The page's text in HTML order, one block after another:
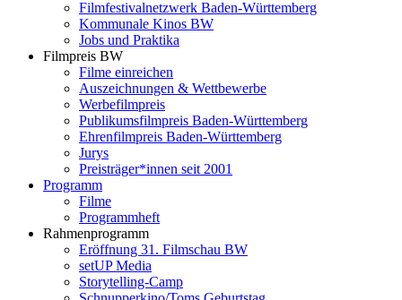
Filmfestivalnetzwerk ­Baden-Württemberg
Kommunale Kinos BW
Jobs und Praktika
Filmpreis BW
Filme einreichen
Auszeichnungen & Wettbewerbe
Werbefilmpreis
Publikumsfilmpreis Baden-Württemberg
Ehrenfilmpreis Baden-Württemberg
Jurys
Preisträger*innen seit 2001
Programm
Filme
Programmheft
Rahmenprogramm
Eröffnung 31. Filmschau BW
setUP Media
Storytelling-Camp